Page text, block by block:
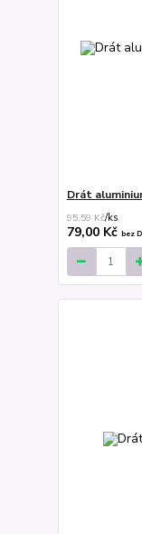
Drát
95,59 Kč/ks
79,00 Kč bez